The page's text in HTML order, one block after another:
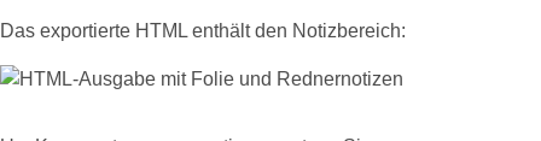
Das exportierte HTML enthält den Notizbereich: